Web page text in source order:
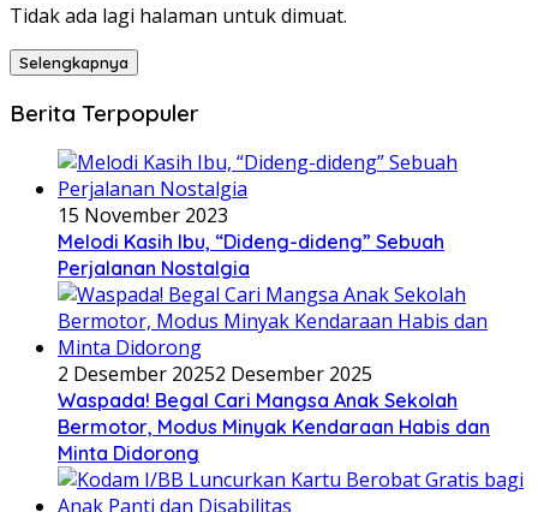
Tidak ada lagi halaman untuk dimuat.
Selengkapnya
Berita Terpopuler
15 November 2023
Melodi Kasih Ibu, “Dideng-dideng” Sebuah
Perjalanan Nostalgia
2 Desember 20252 Desember 2025
Waspada! Begal Cari Mangsa Anak Sekolah
Bermotor, Modus Minyak Kendaraan Habis dan
Minta Didorong